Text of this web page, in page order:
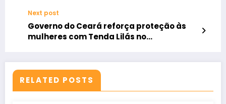
Next post
Governo do Ceará reforça proteção às
mulheres com Tenda Lilás no
RELATED POSTS